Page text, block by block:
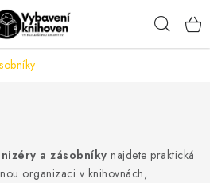
a zásobníky najdete praktická
organizaci v knihovnách,